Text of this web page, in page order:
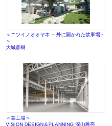
＜ニツイノオオヤネ ～外に開かれた炊事場～
＞
大城彦樹
＜某工場＞
VISION DESIGN＆PLANNING 深山雅亮